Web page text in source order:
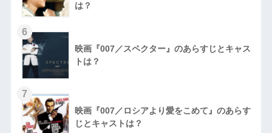
は？
6
映画『007／スペクター』のあらすじとキャス
トは？
7
映画『007／ロシアより愛をこめて』のあらす
じとキャストは？